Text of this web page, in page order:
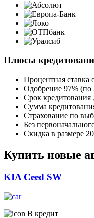
Плюсы
Процентная ставка
Одобрение 97% (по
Срок кредитования
Сумма
Страхование по
Без
Скидка в размере
Купить новые
KIA Ceed SW
В кредит